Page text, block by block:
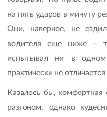
на пять ударов в минуту
Они, наверное, не
водителя еще ниже –
испытывал ни в
практически не
Казалось бы, комфортная
разгоном, однако